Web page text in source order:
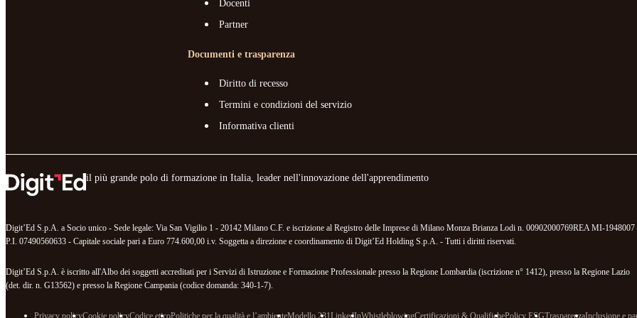
Docenti
Partner
Documenti e trasparenza
Diritto di recesso
Termini e condizioni del servizio
Informativa clienti
il più grande polo di formazione in Italia, leader nell'innovazione dell'apprendimento
Digit’Ed S.p.A. a Socio unico - Sede legale: Via San Vigilio 1 - 20142 Milano C.F. e iscrizione al Registro delle Imprese di Milano Monza Brianza Lodi n. 00902000769REA MI-1948007
P.I. 07490560633 - Capitale sociale pari a Euro 774.600,00 i.v. Soggetta a direzione e coordinamento di Digit’Ed Holding S.p.A. - Tutti i diritti riservati.
Digit’Ed S.p.A. è iscritto all'Albo dei soggetti accreditati per i Servizi di Istruzione e Formazione Professionale presso la Regione Lombardia (iscrizione n° 1412), presso la Regione Lazio
(det. dir. n. G13562) e presso la Regione Campania (codice domanda: 340-1-7).
Privacy policyCookie policyCodice eticoPolitiche per la qualità e l’ambienteModello 231LinkedInWhistleblowingCertificazioni & QualifichePolicy ESGTrasparenzaInclusione e